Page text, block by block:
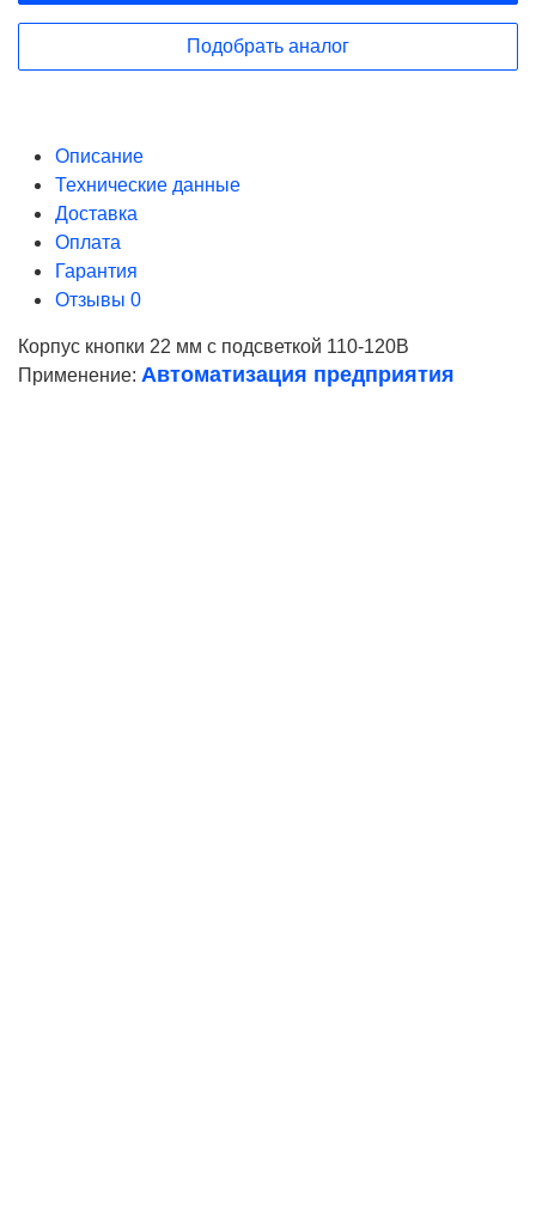
Подобрать аналог
Описание
Технические данные
Доставка
Оплата
Гарантия
Отзывы 0
Корпус кнопки 22 мм с подсветкой 110-120В
Применение: Автоматизация предприятия
Ваше имя